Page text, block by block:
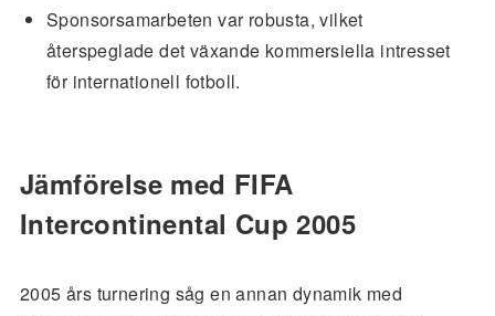
Sponsorsamarbeten var robusta, vilket
återspeglade det växande kommersiella intresset
för internationell fotboll.
Jämförelse med FIFA
Intercontinental Cup 2005
2005 års turnering såg en annan dynamik med